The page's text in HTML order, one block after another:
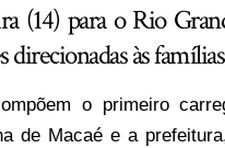
(14) para o Rio
direcionadas às
o primeiro
de Macaé e a